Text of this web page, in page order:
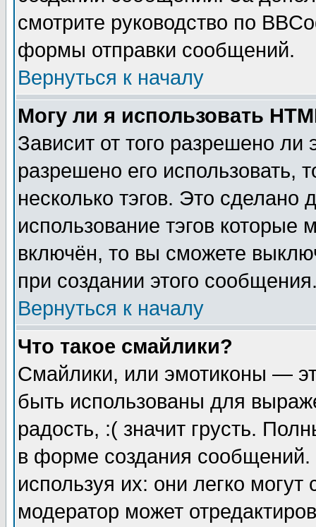
смотрите руководство по
формы отправки сообщений.
Вернуться к началу
Могу ли я использовать
Зависит от того разрешено
разрешено его использовать,
несколько тэгов. Это сделано
использование тэгов
включён, то вы сможете
при создании этого
Вернуться к началу
Что такое смайлики?
Смайлики, или эмотиконы —
быть использованы для
радость, :( значит грусть.
в форме создания сообщений.
используя их: они легко
модератор может